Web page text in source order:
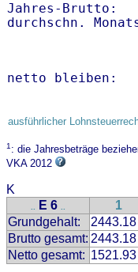
Jahres-
netto
ausführlicher
1: die Jahresbeträge
VKA 2012
K
.. E 6 .. 1
Grundgehalt:
Brutto gesamt:
Netto gesamt: